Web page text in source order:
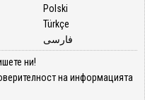
Polski
Türkçe
فارسی
ни!
на информацията